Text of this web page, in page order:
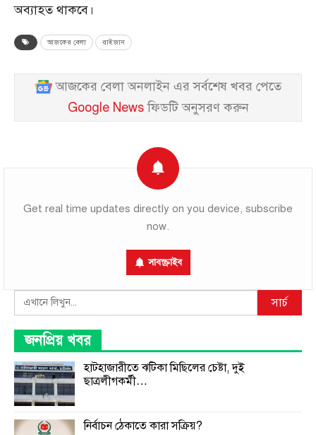
অব্যাহত থাকবে।
আজকের বেলা রাইজান
আজকের বেলা অনলাইন এর সর্বশেষ খবর পেতে
Google Newsফিডটি অনুসরণ করুন
Get real time updates directly on you device, subscribe
now.
সাবস্ক্রাইব
Search সার্চ
জনপ্রিয় খবর
হাটহাজারীতে ঝটিকা মিছিলের চেষ্টা, দুই
ছাত্রলীগকর্মী…
নির্বাচন ঠেকাতে কারা সক্রিয়?